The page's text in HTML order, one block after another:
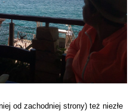
od zachodniej strony) też niezłe